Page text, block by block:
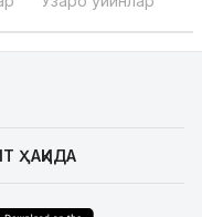
ҲАҚИДА